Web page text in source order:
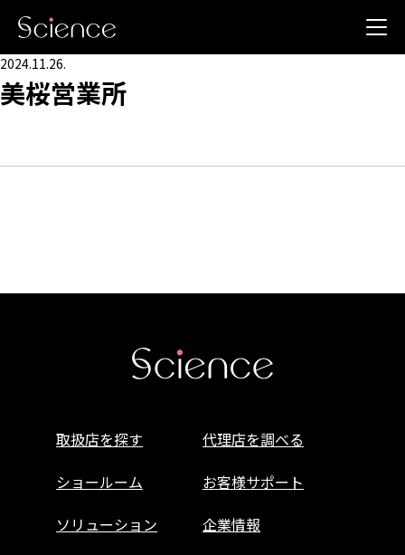
2024.11.26.
美桜営業所
取扱店を探す
代理店を調べる
ショールーム
お客様サポート
ソリューション
企業情報